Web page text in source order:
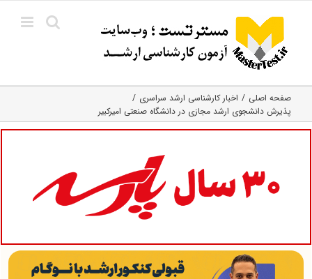
content
صفحه اصلی
اخبار کارشناسی ارشد سراسری
پذیرش دانشجوی ارشد مجازی در دانشگاه صنعتی امیرکبیر